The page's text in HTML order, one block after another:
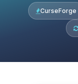
CurseForge